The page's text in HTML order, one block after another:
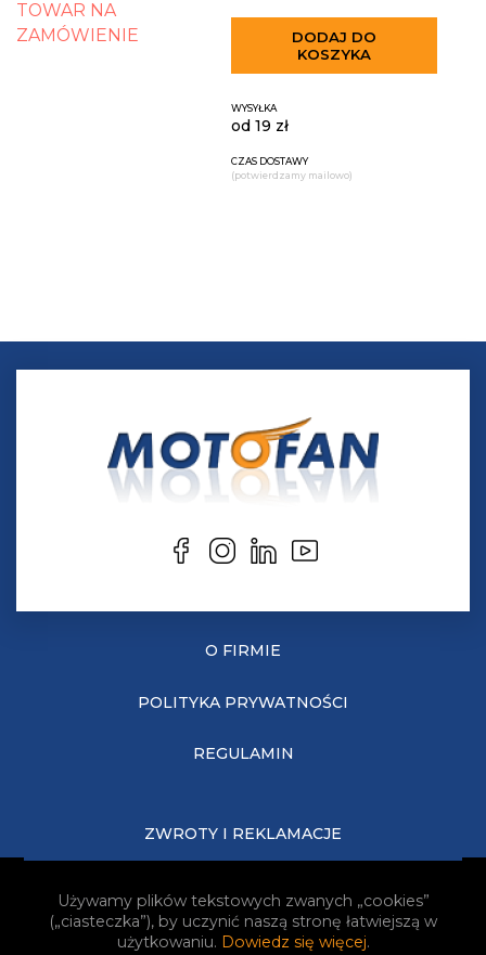
TOWAR NA
ZAMÓWIENIE
DODAJ DO
KOSZYKA
WYSYŁKA
od 19 zł
CZAS DOSTAWY
(potwierdzamy mailowo)
O FIRMIE
POLITYKA PRYWATNOŚCI
REGULAMIN
ZWROTY I REKLAMACJE
JAK KUPOWAĆ?
Używamy plików tekstowych zwanych „cookies”
(„ciasteczka”), by uczynić naszą stronę łatwiejszą w
użytkowaniu. Dowiedz się więcej.